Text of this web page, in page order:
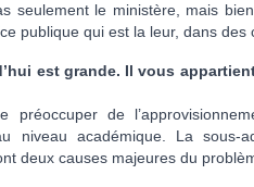
seulement le ministère, mais
publique qui est la leur, dans
est grande. Il vous
de
niveau académique. La
deux causes majeures du